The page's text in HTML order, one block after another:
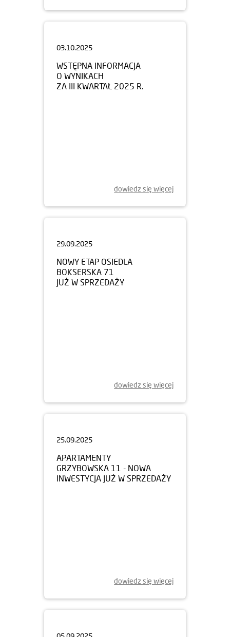
WSTĘPNA INFORMACJA
O WYNIKACH
ZA III KWARTAŁ 2025 R.
dowiedz się więcej
NOWY ETAP OSIEDLA
BOKSERSKA 71
JUŻ W SPRZEDAŻY
dowiedz się więcej
APARTAMENTY
GRZYBOWSKA 11 - NOWA
INWESTYCJA JUŻ W SPRZEDAŻY
dowiedz się więcej